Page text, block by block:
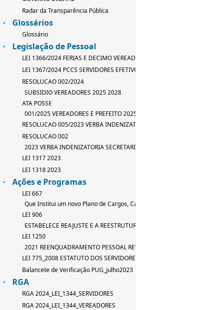
Radar da Transparência Pública
Glossários
Glossário
Legislação de Pessoal
LEI 1366/2024 FERIAS E DECIMO VEREADOR
LEI 1367/2024 PCCS SERVIDORES EFETIVOS
RESOLUCAO 002/2024
SUBSIDIO VEREADORES 2025 2028
ATA POSSE
001/2025 VEREADORES E PREFEITO 2025 2028
RESOLUCAO 005/2023 VERBA INDENIZATORIA
RESOLUCAO 002
2023 VERBA INDENIZATORIA SECRETARIO
LEI 1317 2023
LEI 1318 2023
Ações e Programas
LEI 667
Que Institui um novo Plano de Cargos, Carreira e Salarios
LEI 906
ESTABELECE REAJUSTE E A REESTRUTURAÇÃO DE TABELA DE
LEI 1250
2021 REENQUADRAMENTO PESSOAL REVISAO LEI 667_2015
LEI 775_2008 ESTATUTO DOS SERVIDORES
Balancete de Verificação PUG_julho2023
RGA
RGA 2024_LEI_1344_SERVIDORES
RGA 2024_LEI_1344_VEREADORES